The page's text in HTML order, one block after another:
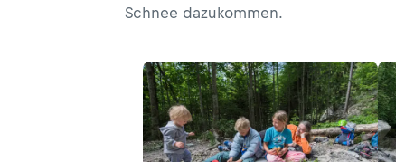
Schnee dazukommen.